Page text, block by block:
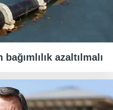
azaltılmalı